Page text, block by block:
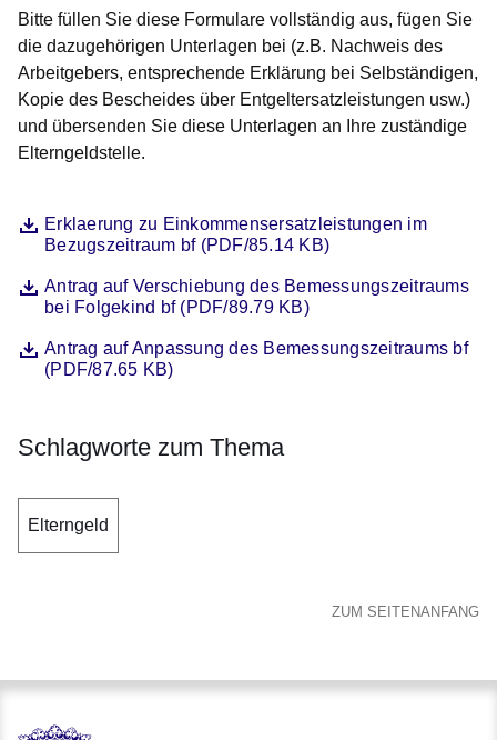
Bitte füllen Sie diese Formulare vollständig aus, fügen Sie
die dazugehörigen Unterlagen bei (z.B. Nachweis des
Arbeitgebers, entsprechende Erklärung bei Selbständigen,
Kopie des Bescheides über Entgeltersatzleistungen usw.)
und übersenden Sie diese Unterlagen an Ihre zuständige
Elterngeldstelle.
DateiErklaerung zu Einkommensersatzleistungen im
Bezugszeitraum bf (PDF/85.14 KB)
Öffnet sich in einem neuen Fenster
DateiAntrag auf Verschiebung des Bemessungszeitraums
bei Folgekind bf (PDF/89.79 KB)
Öffnet sich in einem neuen Fenster
DateiAntrag auf Anpassung des Bemessungszeitraums bf
(PDF/87.65 KB)
Öffnet sich in einem neuen Fenster
Schlagworte zum Thema
Elterngeld
ZUM SEITENANFANG